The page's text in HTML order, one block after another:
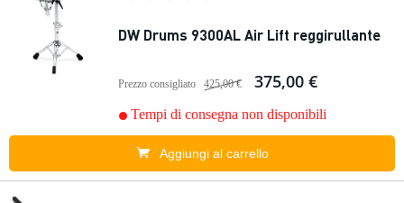
DW Drums 9300AL Air Lift reggirullante
Prezzo consigliato 425,00 € 375,00 €
Tempi di consegna non disponibili
Aggiungi al carrello